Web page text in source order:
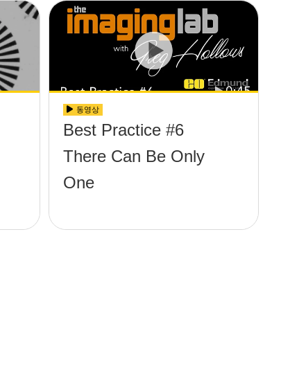
동영상
Best Practice #6
There Can Be Only
One